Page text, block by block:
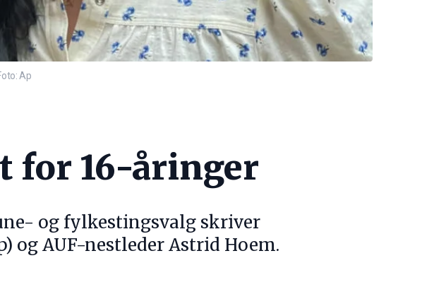
Ap
for 16-åringer
og fylkestingsvalg skriver
og AUF-nestleder Astrid Hoem.